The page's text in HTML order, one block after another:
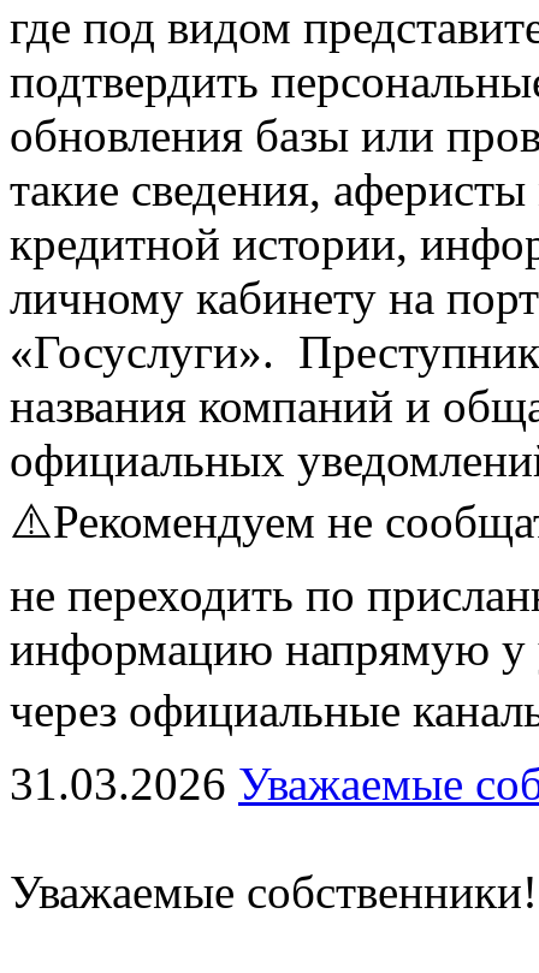
где под видом
подтвердить
обновления базы или
такие сведения,
кредитной истории,
личному кабинету на
«Госуслуги».
названия компаний и
официальных
⚠️Рекомендуем не
не переходить по
информацию напрямую у
через официальные
31.03.2026 Уважаемые
Уважаемые собственники!